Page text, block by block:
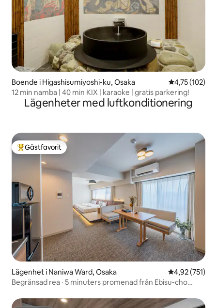
Boende i Higashisumiyoshi-ku, Osaka 4,75 av 5 i
4,75 (102)
12 min namba | 40 min KIX | karaoke | gratis parkering!
Lägenheter med luftkonditionering
Populär gästfavorit
Gästfavorit
Lägenhet i Naniwa Ward, Osaka 4,92 av 5 i
4,92 (751)
Begränsad rea · 5 minuters promenad från Ebisu-cho
· Shinsaibashi · Dōtonbori · USJ · Flygplats ...